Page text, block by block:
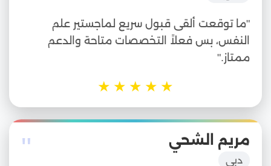
"ما توقعت ألقى قبول سريع لماجستير علم
النفس، بس فعلاً التخصصات متاحة والدعم
ممتاز."
★
★
★
★
★
" مريم الشحي
دبي